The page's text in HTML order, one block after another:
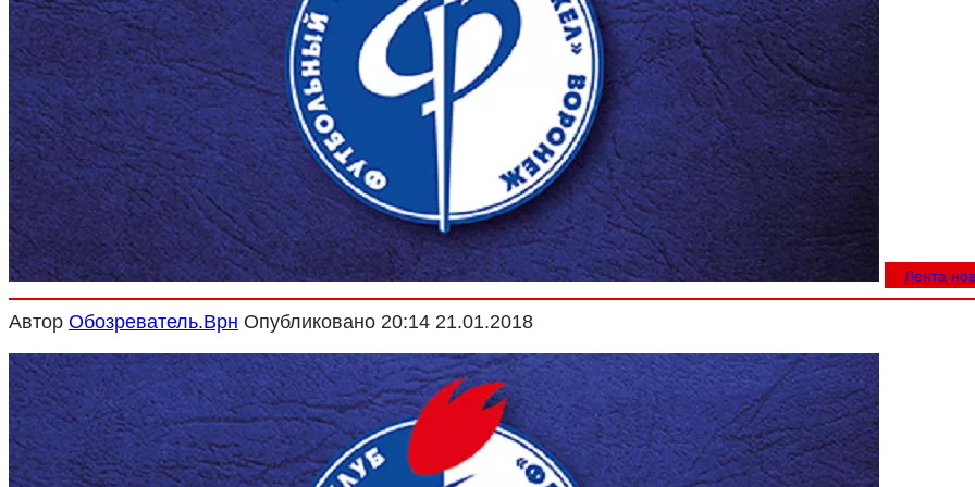
Криминал
Спорт
Черноземье
Россия
Лента
Автор Обозреватель.Врн Опубликовано 20:14 21.01.2018